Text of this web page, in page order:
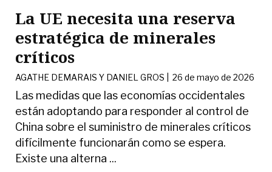
La UE necesita una reserva
estratégica de minerales
críticos
AGATHE DEMARAIS Y DANIEL GROS |26 de mayo de 2026
Las medidas que las economías occidentales
están adoptando para responder al control de
China sobre el suministro de minerales críticos
difícilmente funcionarán como se espera.
Existe una alterna ...